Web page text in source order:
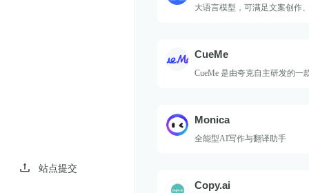
站点提交
布等多种实用功能，以满足您
大语言模型，可满足文案创作
CueMe
CueMe 是由夸克自主研发的一
Monica
全能型AI写作与翻译助手
Copy.ai